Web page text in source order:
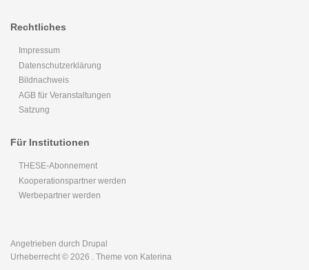
Rechtliches
Impressum
Datenschutzerklärung
Bildnachweis
AGB für Veranstaltungen
Satzung
Für Institutionen
THESE-Abonnement
Kooperationspartner werden
Werbepartner werden
Angetrieben durch Drupal
Urheberrecht © 2026 . Theme von Katerina